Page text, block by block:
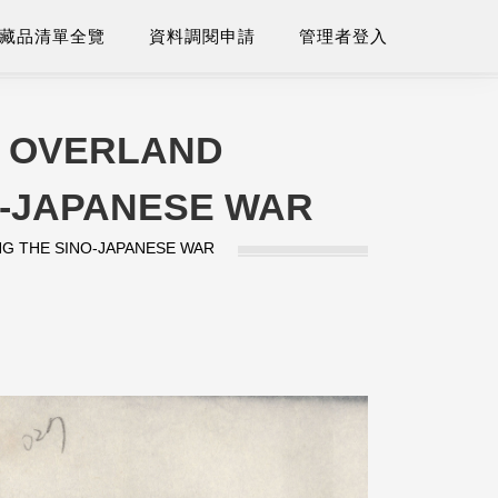
品清單全覽 資料調閱申請 管理者登入
OVERLAND
WAR
THE SINO-JAPANESE WAR